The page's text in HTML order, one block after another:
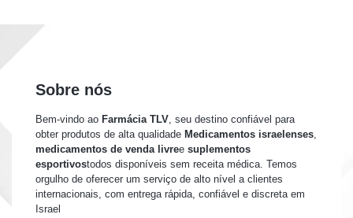
Sobre nós
Bem-vindo ao Farmácia TLV , seu destino confiável para
obter produtos de alta qualidade Medicamentos israelenses
medicamentos de venda livree suplementos
esportivostodos disponíveis sem receita médica. Temos
orgulho de oferecer um serviço de alto nível a clientes
internacionais, com entrega rápida, confiável e discreta em
Israel